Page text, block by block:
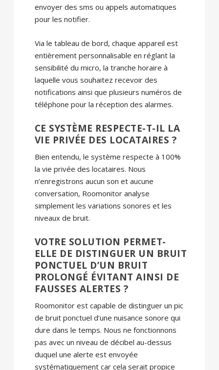
envoyer des sms ou appels automatiques
pour les notifier.
Via le tableau de bord, chaque appareil est
entièrement personnalisable en réglant la
sensibilité du micro, la tranche horaire à
laquelle vous souhaitez recevoir des
notifications ainsi que plusieurs numéros de
téléphone pour la réception des alarmes.
CE SYSTÈME RESPECTE-T-IL LA
VIE PRIVÉE DES LOCATAIRES ?
Bien entendu, le système respecte à 100%
la vie privée des locataires. Nous
n’enregistrons aucun son et aucune
conversation, Roomonitor analyse
simplement les variations sonores et les
niveaux de bruit.
VOTRE SOLUTION PERMET-
ELLE DE DISTINGUER UN BRUIT
PONCTUEL D’UN BRUIT
PROLONGÉ ÉVITANT AINSI DE
FAUSSES ALERTES ?
Roomonitor est capable de distinguer un pic
de bruit ponctuel d’une nuisance sonore qui
dure dans le temps. Nous ne fonctionnons
pas avec un niveau de décibel au-dessus
duquel une alerte est envoyée
systématiquement car cela serait propice